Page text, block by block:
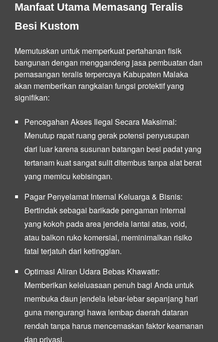
Manfaat Utama Memasang Teralis
Besi Kustom
Memutuskan untuk memperkuat pertahanan fisik
bangunan dengan menggandeng jasa pembuatan dan
pemasangan teralis terpercaya Kabupaten Malaka
akan memberikan rangkaian fungsi protektif yang
signifikan:
Pencegahan Akses Ilegal Secara Maksimal:
Menutup rapat ruang gerak potensi penyusupan
dari luar karena susunan batangan besi padat yang
tertanam kuat sangat sulit ditembus tanpa alat berat
yang memicu kebisingan.
Pagar Penyelamat Internal Keluarga & Bisnis:
Bertindak sebagai barikade pengaman internal
yang kokoh pada area jendela lantai atas, void,
atau balkon ruko komersial, meminimalkan risiko
fatal terjatuh dari ketinggian.
Optimasi Aliran Udara Bebas Khawatir:
Memberikan keleluasaan penuh bagi Anda untuk
membuka daun jendela lebar-lebar sepanjang hari
guna mengurangi hawa lembap daerah dataran
rendah tanpa harus mencemaskan faktor keamanan
dan privasi.